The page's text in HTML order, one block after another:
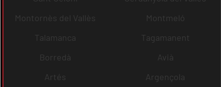
Montornès del Vallès
Montmeló
Talamanca
Tagamanent
Borredà
Avià
Artés
Argençola